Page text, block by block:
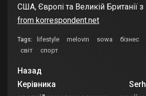
США, Європі та Великій Британії
from korrespondent.net
Tags: lifestyle melovin sowa бізнес
світ
спорт
Назад
Керівника